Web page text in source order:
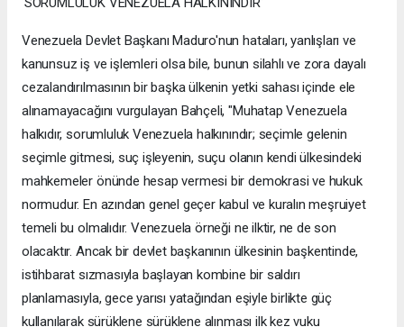
Venezuela Devlet Başkanı Maduro'nun hataları, yanlışları ve
kanunsuz iş ve işlemleri olsa bile, bunun silahlı ve zora dayalı
cezalandırılmasının bir başka ülkenin yetki sahası içinde ele
alınamayacağını vurgulayan Bahçeli, "Muhatap Venezuela
halkıdır, sorumluluk Venezuela halkınındır; seçimle gelenin
seçimle gitmesi, suç işleyenin, suçu olanın kendi ülkesindeki
mahkemeler önünde hesap vermesi bir demokrasi ve hukuk
normudur. En azından genel geçer kabul ve kuralın meşruiyet
temeli bu olmalıdır. Venezuela örneği ne ilktir, ne de son
olacaktır. Ancak bir devlet başkanının ülkesinin başkentinde,
istihbarat sızmasıyla başlayan kombine bir saldırı
planlamasıyla, gece yarısı yatağından eşiyle birlikte güç
kullanılarak sürüklene sürüklene alınması ilk kez vuku